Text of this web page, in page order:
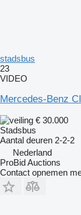
stadsbus
23
VIDEO
Mercedes-Benz
€ 30.000
Stadsbus
Aantal deuren 2-2-2
Nederland
ProBid Auctions
Contact opnemen